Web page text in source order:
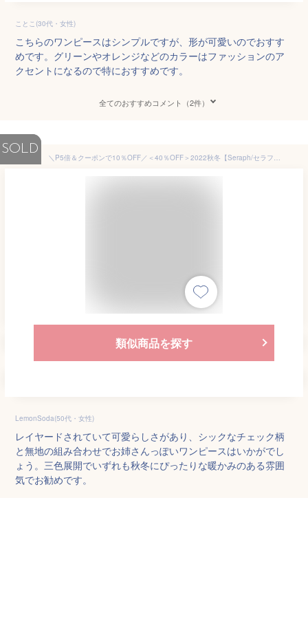
ことこ(30代・女性)
こちらのワンピースはシンプルですが、形が可愛いのでおすす
めです。グリーンやオレンジなどのカラーはファッションのア
クセントになるので特におすすめです。
全てのおすすめコメント（2件）
SOLD
＼P5倍＆クーポンで10％OFF／＜40％OFF＞2022秋冬【Seraph/セラフ】ベスト 付き ティアード ワンピース≪80cm 90cm 95cm 100cm 110cm 120cm 130cm 140cm≫子供服 キッズ 女の子 女児 ジュニア 長袖 シンプル 新作 スカート
類似商品を探す
LemonSoda(50代・女性)
レイヤードされていて可愛らしさがあり、シックなチェック柄
と無地の組み合わせでお姉さんっぽいワンピースはいかがでし
ょう。三色展開でいずれも秋冬にぴったりな暖かみのある雰囲
気でお勧めです。